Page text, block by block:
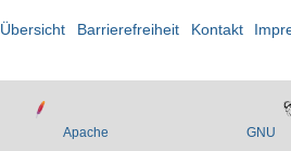
Übersicht Barrierefreiheit Kontakt
Apache GNU